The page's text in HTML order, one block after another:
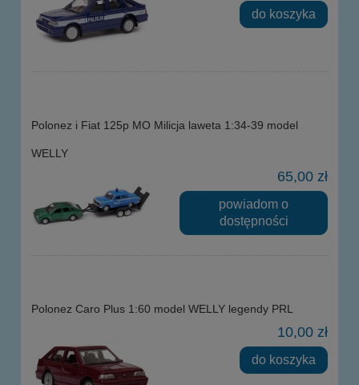
do koszyka
Polonez i Fiat 125p MO Milicja laweta 1:34-39 model
WELLY
65,00 zł
powiadom o
dostępności
Polonez Caro Plus 1:60 model WELLY legendy PRL
10,00 zł
do koszyka